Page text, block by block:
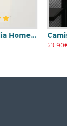
Camiseta Argelia Home 2026
23.90€